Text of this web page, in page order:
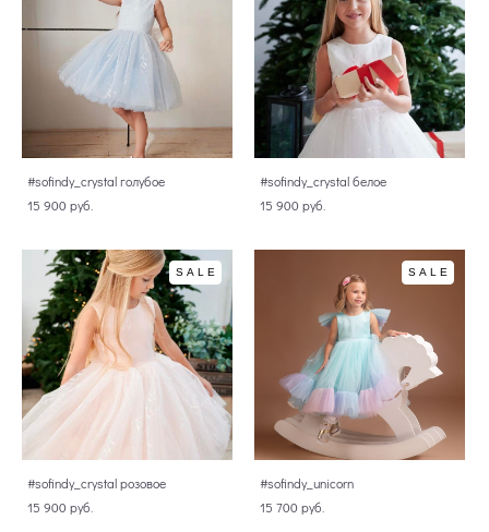
#sofindy_crystal голубое
15 900 pуб.
#sofindy_crystal белое
15 900 pуб.
SALE
#sofindy_crystal розовое
15 900 pуб.
SALE
#sofindy_unicorn
15 700 pуб.